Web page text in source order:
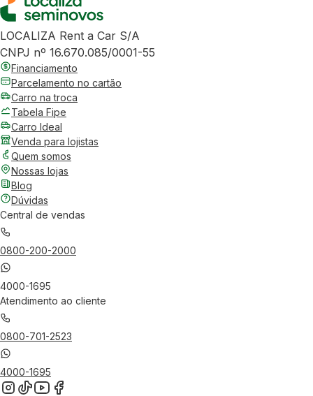
LOCALIZA Rent a Car S/A
CNPJ nº 16.670.085/0001-55
Financiamento
Parcelamento no cartão
Carro na troca
Tabela Fipe
Carro Ideal
Venda para lojistas
Quem somos
Nossas lojas
Blog
Dúvidas
Central de vendas
0800-200-2000
4000-1695
Atendimento ao cliente
0800-701-2523
4000-1695